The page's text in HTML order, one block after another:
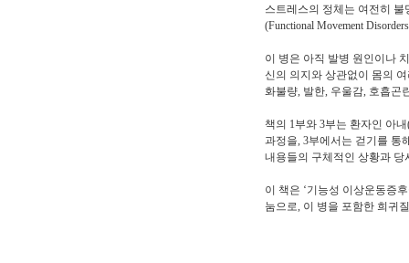
스트레스의 정체는 여전히
(Functional Movement
이 병은 아직 발병 원인이나
신의 의지와 상관없이 몸의
화불량, 발한, 우울감, 호흡곤
책의 1부와 3부는 환자인 아
과정을, 3부에서는 걷기를 통
내용들의 구체적인 상황과
이 책은 ‘기능성 이상운동증
눔으로, 이 병을 포함한 희귀